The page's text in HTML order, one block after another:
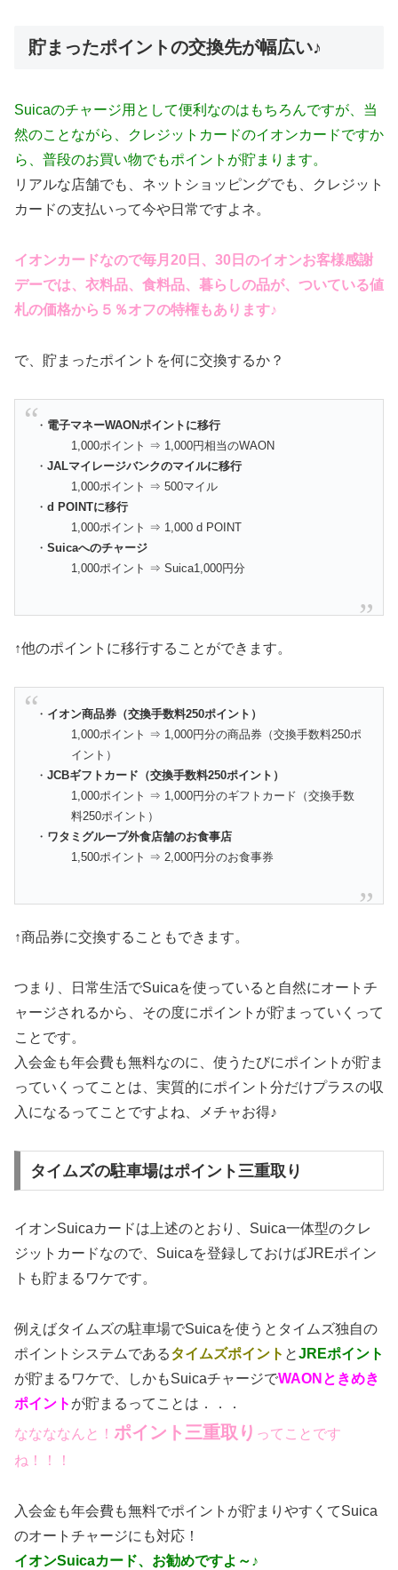
貯まったポイントの交換先が幅広い♪
Suicaのチャージ用として便利なのはもちろんですが、当
然のことながら、クレジットカードのイオンカードですか
ら、普段のお買い物でもポイントが貯まります。
リアルな店舗でも、ネットショッピングでも、クレジット
カードの支払いって今や日常ですよネ。
イオンカードなので毎月20日、30日のイオンお客様感謝
デーでは、衣料品、食料品、暮らしの品が、ついている値
札の価格から５％オフの特権もあります♪
で、貯まったポイントを何に交換するか？
・ 電子マネーWAONポイントに移行
1,000ポイント ⇒ 1,000円相当のWAON
・JALマイレージバンクのマイルに移行
1,000ポイント ⇒ 500マイル
・d POINTに移行
1,000ポイント ⇒ 1,000 d POINT
・Suicaへのチャージ
1,000ポイント ⇒ Suica1,000円分
↑他のポイントに移行することができます。
・ イオン商品券（交換手数料250ポイント）
1,000ポイント ⇒ 1,000円分の商品券（交換手数料250ポ
イント）
・JCBギフトカード（交換手数料250ポイント）
1,000ポイント ⇒ 1,000円分のギフトカード（交換手数
料250ポイント）
・ ワタミグループ外食店舗のお食事店
1,500ポイント ⇒ 2,000円分のお食事券
↑商品券に交換することもできます。
つまり、日常生活でSuicaを使っていると自然にオートチ
ャージされるから、その度にポイントが貯まっていくって
ことです。
入会金も年会費も無料なのに、使うたびにポイントが貯ま
っていくってことは、実質的にポイント分だけプラスの収
入になるってことですよね、メチャお得♪
タイムズの駐車場はポイント三重取り
イオンSuicaカードは上述のとおり、Suica一体型のクレ
ジットカードなので、Suicaを登録しておけばJREポイン
トも貯まるワケです。
例えばタイムズの駐車場でSuicaを使うとタイムズ独自の
ポイントシステムであるタイムズポイント とJREポイント
が貯まるワケで、しかもSuicaチャージでWAONときめき
ポイント が貯まるってことは．．．
ななななんと！ ポイント三重取り ってことです
ね！！！
入会金も年会費も無料でポイントが貯まりやすくてSuica
のオートチャージにも対応！
イオンSuicaカード、お勧めですよ～♪